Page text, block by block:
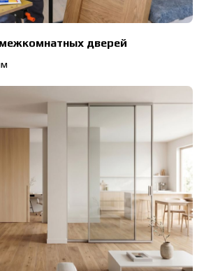
дверей